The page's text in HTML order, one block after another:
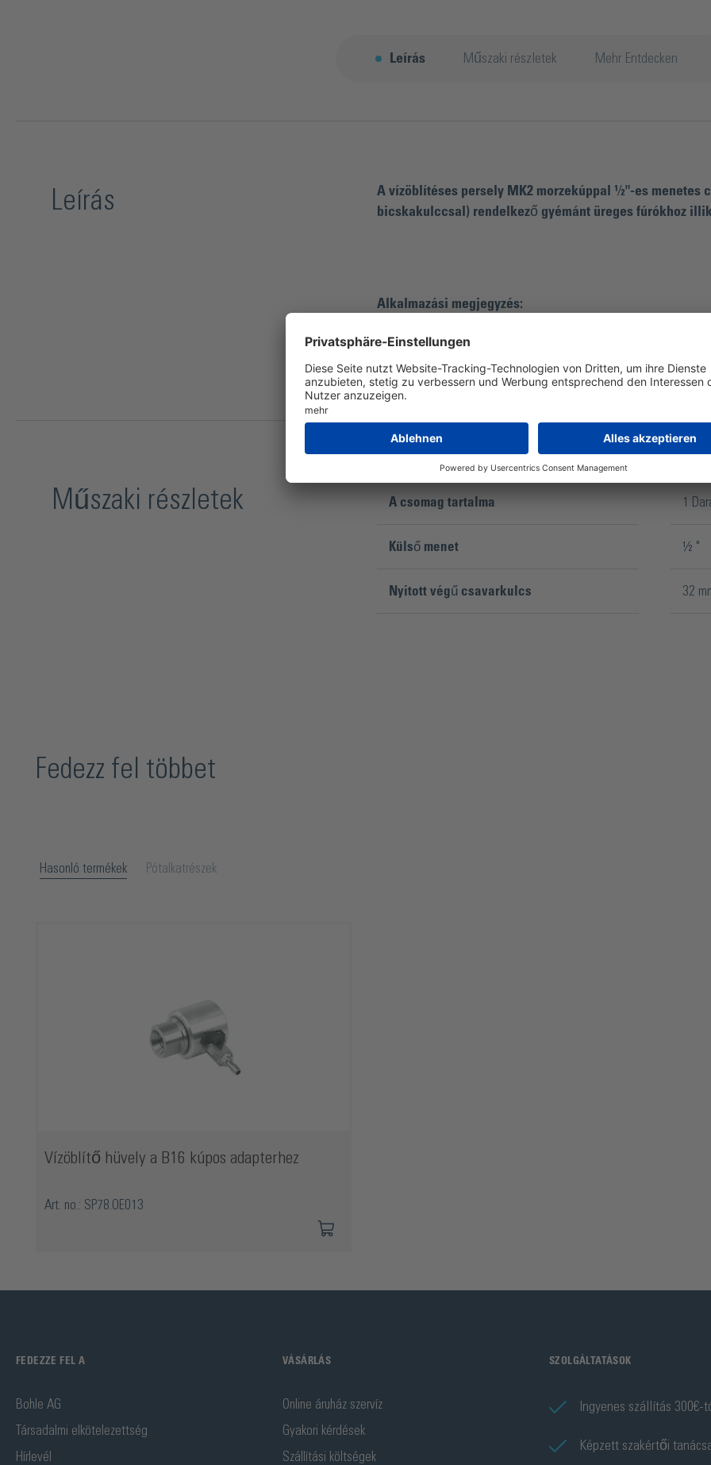
Leírás Műszaki részletek Mehr Entdecken
Leírás
A vízöblítéses persely MK2 morzekúppal ½"-es menetes
bicskakulccsal) rendelkező gyémánt üreges fúrókhoz
Alkalmazási megjegyzés:
Műszaki részletek A csomag tartalma 1
Külső menet ½ "
Nyitott végű csavarkulcs 32
Fedezz fel többet
Hasonló termékek Pótalkatrészek
Vízöblítő hüvely a B16 kúpos adapterhez
Art. no.: SP78.OE013
FEDEZZE FEL A
Bohle AG
Társadalmi elkötelezettség
Hírlevél
VÁSÁRLÁS
Online áruház szervíz
Gyakori kérdések
Szállítási költségek
SZOLGÁLTATÁSOK
Ingyenes szállítás 300€-
Képzett szakértői